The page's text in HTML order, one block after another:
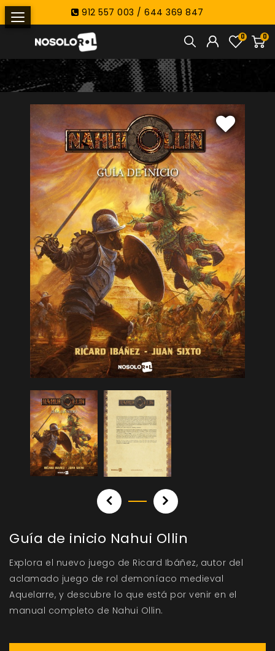
912 557 003 / 644 369 847
0
0
Guía de inicio Nahui Ollin
Explora el nuevo juego de Ricard Ibáñez, autor del
aclamado juego de rol demoníaco medieval
Aquelarre, y descubre lo que está por venir en el
manual completo de Nahui Ollin.